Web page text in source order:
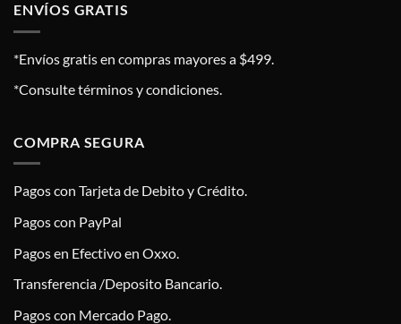
ENVÍOS GRATIS
*Envíos gratis en compras mayores a $499.
*Consulte términos y condiciones.
COMPRA SEGURA
Pagos con Tarjeta de Debito y Crédito.
Pagos con PayPal
Pagos en Efectivo en Oxxo.
Transferencia /Deposito Bancario.
Pagos con Mercado Pago.